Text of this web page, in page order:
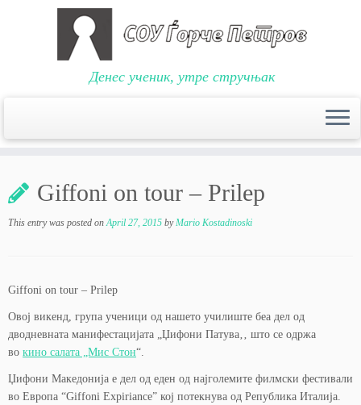
content
Денес ученик, утре стручњак
Giffoni on tour – Prilep
This entry was posted onApril 27, 2015 byMario Kostadinoski
Giffoni on tour – Prilep
Овој викенд, група ученици од нашето училиште беа дел од
дводневната манифестацијата „Џифони Патува‚‚ што се одржа
во кино салата „Мис Стон“.
Џифони Македонија е дел од еден од најголемите филмски фестивали
во Европа “Giffoni Expiriance” кој потекнува од Република Италија.